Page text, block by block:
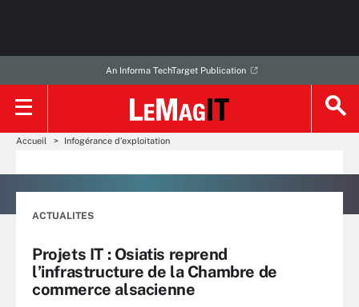
An Informa TechTarget Publication
Accueil Infogérance d’exploitation
ACTUALITES
Projets IT : Osiatis reprend
l’infrastructure de la Chambre de
commerce alsacienne